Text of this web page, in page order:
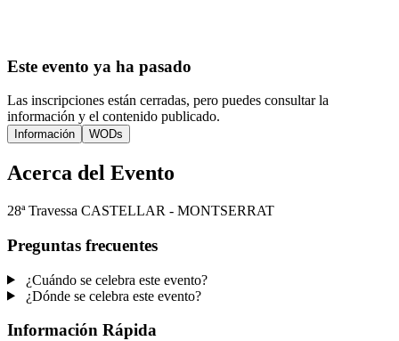
Este evento ya ha pasado
Las inscripciones están cerradas, pero puedes consultar la
información y el contenido publicado.
Información WODs
Acerca del Evento
28ª Travessa CASTELLAR - MONTSERRAT
Preguntas frecuentes
¿Cuándo se celebra este evento?
¿Dónde se celebra este evento?
Información Rápida